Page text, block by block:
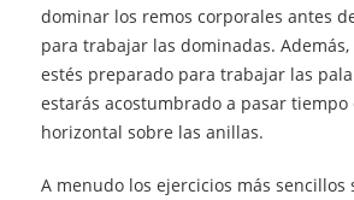
dominar los remos corporales antes
para trabajar las dominadas.
estés preparado para trabajar las
estarás acostumbrado a pasar tiempo
horizontal sobre las anillas.
A menudo los ejercicios más sencillos